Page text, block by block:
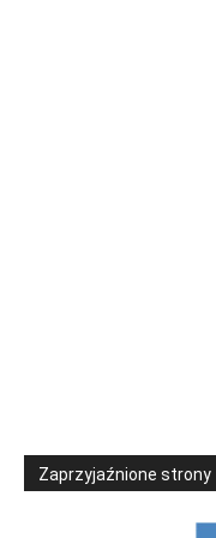
Zaprzyjaźnione strony